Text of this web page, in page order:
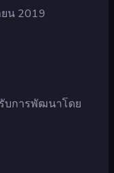
น 2019
รับการพัฒนาโดย